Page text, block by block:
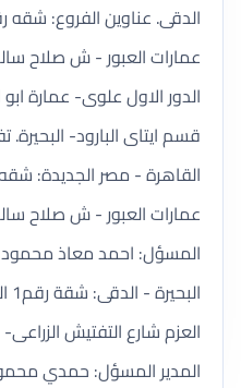
الدور الاول علوى- عمارة
قسم ايتاى البارود-
عمارات العبور - ش صلاح
المسؤل: احمد معاذ محمود
العزم شارع التفتيش
المدير المسؤل: حمدي